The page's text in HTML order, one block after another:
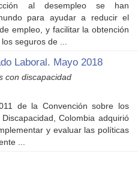
al desempleo se han
para ayudar a reducir el
empleo, y facilitar la obtención
seguros de ...
Laboral. Mayo 2018
con discapacidad
de la Convención sobre los
Colombia adquirió
y evaluar las políticas
...